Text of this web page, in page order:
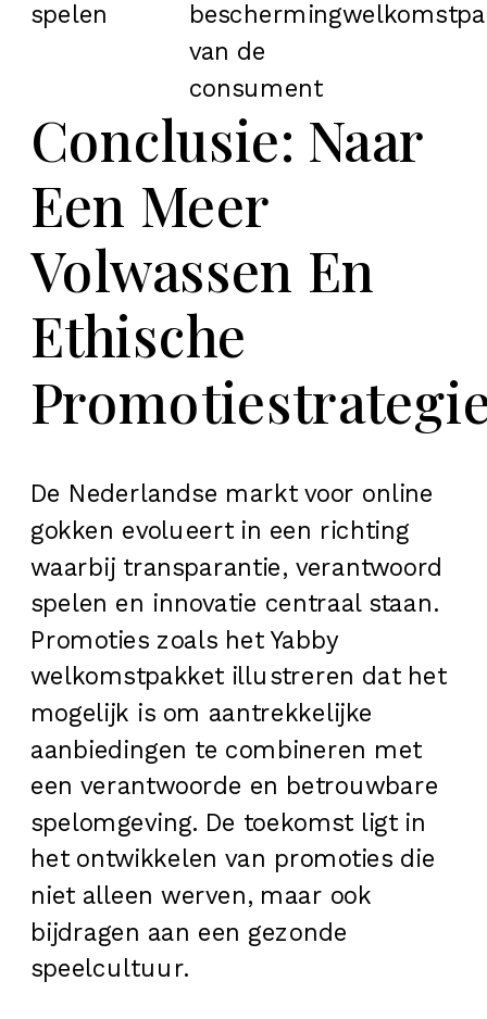
spelen
bescherming
van de
consument
Conclusie: Naar
Een Meer
Volwassen En
Ethische
De Nederlandse markt voor online
gokken evolueert in een richting
waarbij transparantie, verantwoord
spelen en innovatie centraal staan.
Promoties zoals het Yabby
welkomstpakket illustreren dat het
mogelijk is om aantrekkelijke
aanbiedingen te combineren met
een verantwoorde en betrouwbare
spelomgeving. De toekomst ligt in
het ontwikkelen van promoties die
niet alleen werven, maar ook
bijdragen aan een gezonde
speelcultuur.